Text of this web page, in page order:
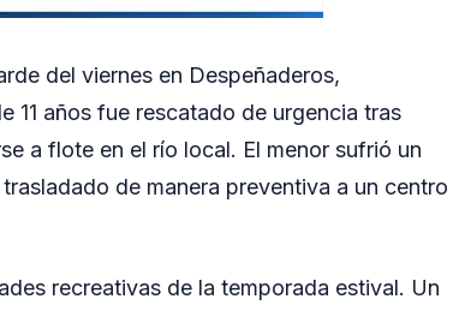
del viernes en Despeñaderos,
11 años fue rescatado de urgencia tras
a flote en el río local. El menor sufrió un
de manera preventiva a un centro
recreativas de la temporada estival. Un